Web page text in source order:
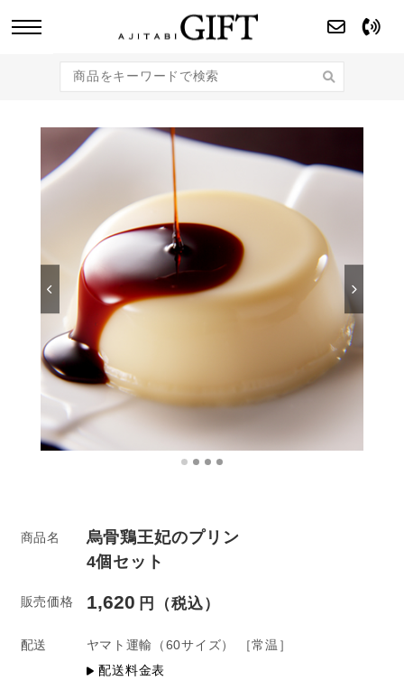
のギフト商品をご提案します。
商品名
烏骨鶏王妃のプリン
4個セット
販売価格 1,620
配送 ヤマト運輸 （60サイズ）
［常温］
配送料金表